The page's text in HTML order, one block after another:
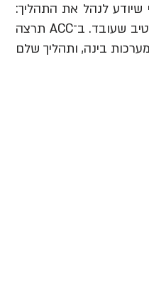
שיודע לנהל את התהליך:
לזהות תובנה, לבנות בריף וכיוון, להבין מותגים ואנשים, לבחור מה לעשות ולהוביל את זה עד שזה נהיה קריאייטיב שעובד. ב־ACC תרצה
בינה, ותהליך שלם